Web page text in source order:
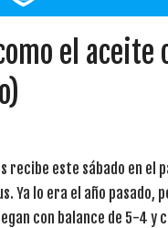
el aceite
recibe este sábado en el
Ya lo era el año
con balance de 5-4 y